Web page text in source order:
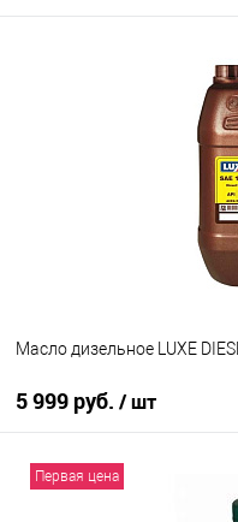
Масло дизельное LUXE
5 999 руб. / шт
Первая цена